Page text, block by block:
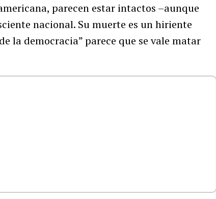
parecen estar intactos –aunque
nacional. Su muerte es un hiriente
la democracia” parece que se vale matar